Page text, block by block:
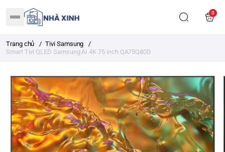
0
Trang chủ / Tivi Samsung
/
Smart Tivi QLED Samsung AI 4K 75 inch QA75Q80D